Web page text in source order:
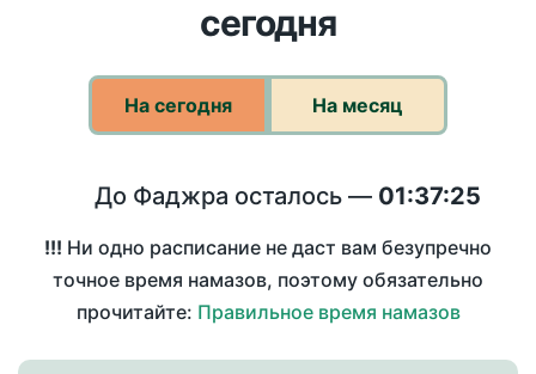
сегодня
На сегодня На месяц
До Фаджра осталось — 01:37:25
!!! Ни одно расписание не даст вам безупречно
точное время намазов, поэтому обязательно
прочитайте: Правильное время намазов